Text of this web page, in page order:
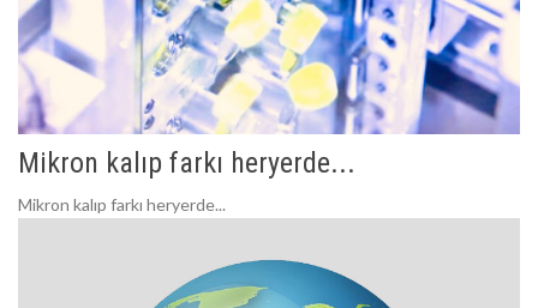
Mikron kalıp farkı heryerde...
Mikron kalıp farkı heryerde...